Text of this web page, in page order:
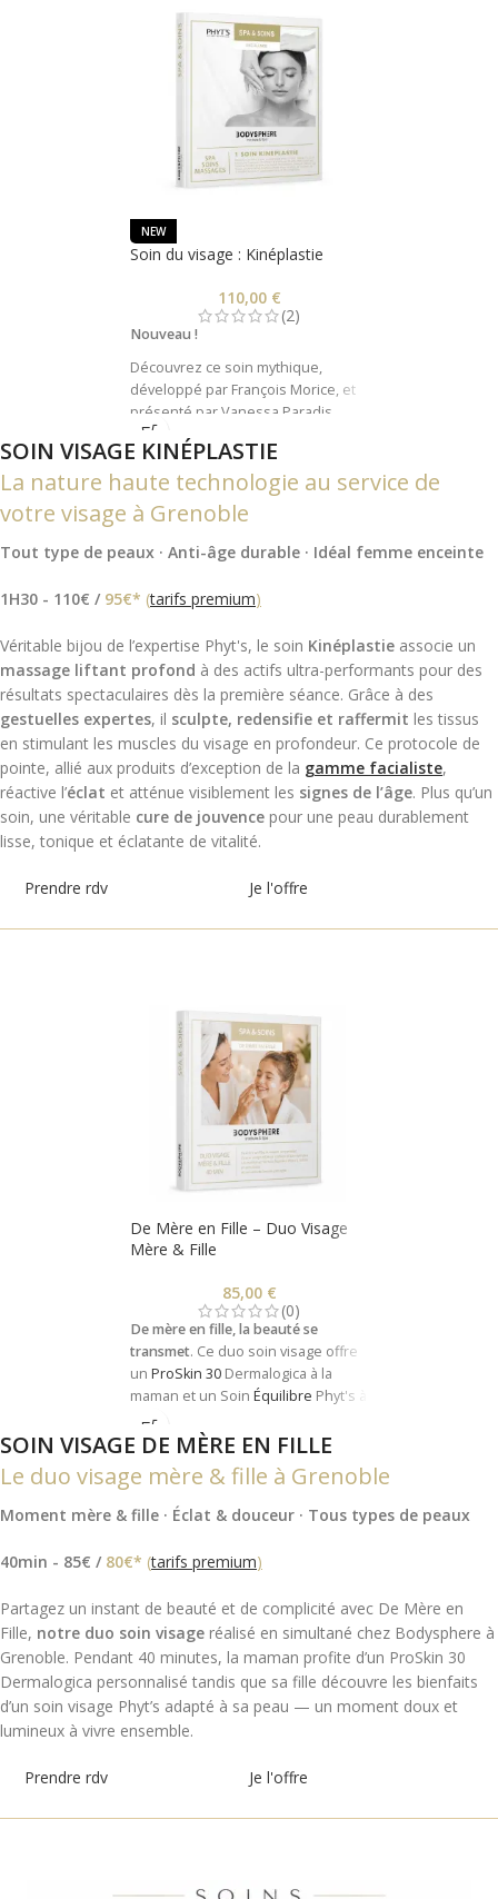
NEW
Soin du visage : Kinéplastie
110,00 €
(2)
Nouveau !
Découvrez ce soin mythique,
développé par François Morice, et
présenté par Vanessa Paradis
comme son secret de jeunesse
dans un article de vogue !
Le soin visage Kinéplastie est un
soin d'1h30, alliant une gestuelle
technologie DermoPhyt's pour
les exceptionnels produits de la
bluffant. La peau est stimulée,
hydratée, nourrie, et les rides sont
estompées durablement.
SOIN VISAGE KINÉPLASTIE
La nature haute technologie au service de
votre visage à Grenoble
Tout type de peaux · Anti-âge durable · Idéal femme enceinte
1H30 - 110€ / 95€* (tarifs premium)
Véritable bijou de l’expertise Phyt's, le soin Kinéplastie associe un
massage liftant profond à des actifs ultra-performants pour des
résultats spectaculaires dès la première séance. Grâce à des
gestuelles expertes, il sculpte, redensifie et raffermit les tissus
en stimulant les muscles du visage en profondeur. Ce protocole de
pointe, allié aux produits d’exception de la gamme facialiste,
réactive l’éclat et atténue visiblement les signes de l’âge. Plus qu’un
soin, une véritable cure de jouvence pour une peau durablement
lisse, tonique et éclatante de vitalité.
Prendre rdv Je l'offre
De Mère en Fille – Duo Visage
Mère & Fille
85,00 €
(0)
De mère en fille, la beauté se
transmet. Ce duo soin visage offre
un ProSkin 30 Dermalogica à la
maman et un Soin Équilibre Phyt's à
sa fille, en simultané. 40 minutes de
beauté partagée.
SOIN VISAGE DE MÈRE EN FILLE
Le duo visage mère & fille à Grenoble
Moment mère & fille · Éclat & douceur · Tous types de peaux
40min - 85€ / 80€* (tarifs premium)
Partagez un instant de beauté et de complicité avec De Mère en
Fille, notre duo soin visage réalisé en simultané chez Bodysphere à
Grenoble. Pendant 40 minutes, la maman profite d’un ProSkin 30
Dermalogica personnalisé tandis que sa fille découvre les bienfaits
d’un soin visage Phyt’s adapté à sa peau — un moment doux et
lumineux à vivre ensemble.
Prendre rdv Je l'offre